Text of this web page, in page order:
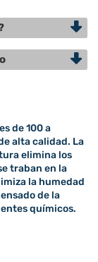
de 100 a
alta calidad. La
elimina los
traban en la
la humedad
de la
químicos.